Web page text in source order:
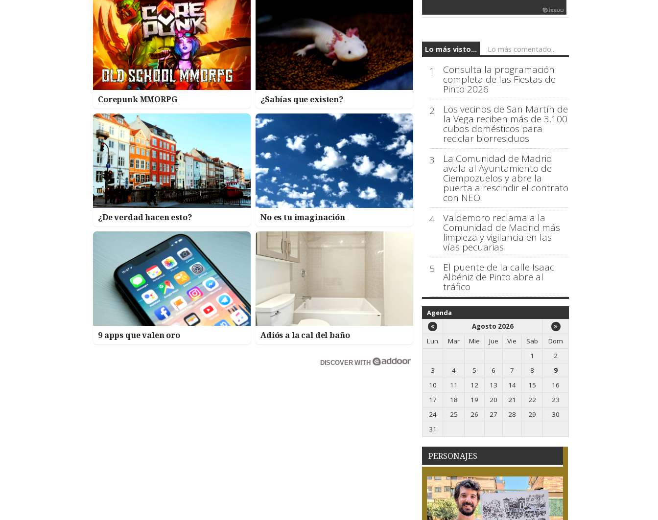
Corepunk MMORPG ¿Sabías que existen?
¿De verdad hacen esto? No es tu imaginación
9 apps que valen oro Adiós a la cal del baño
DISCOVER WITH
Lo más visto... Lo más comentado...
1 Consulta la programación
completa de las Fiestas de
Pinto 2026
2
Los vecinos de San Martín de
la Vega reciben más de 3.100
cubos domésticos para
reciclar biorresiduos
3
La Comunidad de Madrid
avala al Ayuntamiento de
Ciempozuelos y abre la
puerta a rescindir el contrato
con NEO
4
Valdemoro reclama a la
Comunidad de Madrid más
limpieza y vigilancia en las
vías pecuarias
5
El puente de la calle Isaac
Albéniz de Pinto abre al
tráfico
Agenda
Agosto 2026
Lun
Mar Mie Jue Vie Sab
Dom
1
2
3
4 5 6 7 8
9
10
11 12 13 14 15
16
17
18 19 20 21 22
23
24
25 26 27 28 29
30
31
PERSONAJES